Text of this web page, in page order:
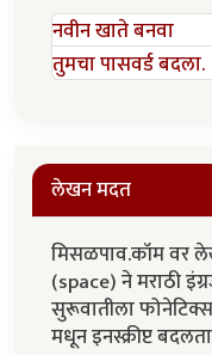
नवीन खाते बनवा
तुमचा पासवर्ड बदला.
लेखन मदत
मिसळपाव.कॉम वर
(space) ने मराठी
सुरूवातीला
मधून इनस्क्रीप्ट